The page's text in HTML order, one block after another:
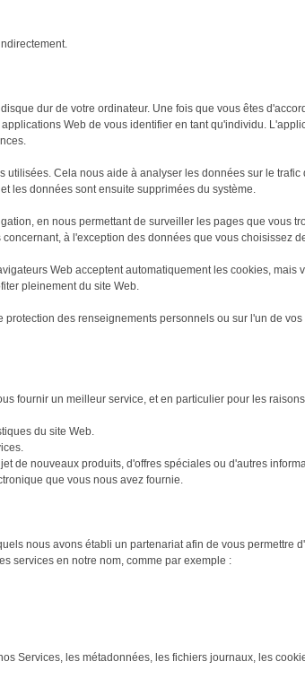
dur de votre ordinateur. Une fois que vous êtes
Web de vous identifier en tant qu'individu.
Cela nous aide à analyser les données sur le
les données sont ensuite supprimées du système.
en nous permettant de surveiller les pages que vous
à l'exception des données que vous choisissez
Web acceptent automatiquement les cookies,
pleinement du site Web.
des renseignements personnels ou sur l'un de
fournir un meilleur service, et en particulier pour les
du site Web.
de nouveaux produits, d'offres spéciales ou d'autres
que vous nous avez fournie.
nous avons établi un partenariat afin de vous permettre
services en notre nom, comme par exemple :
Services, les métadonnées, les fichiers journaux, les